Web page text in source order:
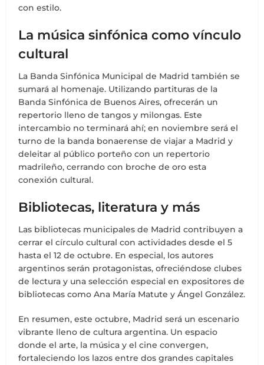
con estilo.
La música sinfónica como vínculo
cultural
La Banda Sinfónica Municipal de Madrid también se
sumará al homenaje. Utilizando partituras de la
Banda Sinfónica de Buenos Aires, ofrecerán un
repertorio lleno de tangos y milongas. Este
intercambio no terminará ahí; en noviembre será el
turno de la banda bonaerense de viajar a Madrid y
deleitar al público porteño con un repertorio
madrileño, cerrando con broche de oro esta
conexión cultural.
Bibliotecas, literatura y más
Las bibliotecas municipales de Madrid contribuyen a
cerrar el círculo cultural con actividades desde el 5
hasta el 12 de octubre. En especial, los autores
argentinos serán protagonistas, ofreciéndose clubes
de lectura y una selección especial en expositores de
bibliotecas como Ana María Matute y Ángel González.
En resumen, este octubre, Madrid será un escenario
vibrante lleno de cultura argentina. Un espacio
donde el arte, la música y el cine convergen,
fortaleciendo los lazos entre dos grandes capitales